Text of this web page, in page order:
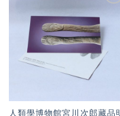
人類學博物館宮川次郎藏品